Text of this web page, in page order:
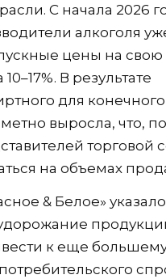
С начала 2026
алкоголя
цены на свою
В результате
для конечного
выросла, что, по
торговой
на объемах
& Белое»
к еще